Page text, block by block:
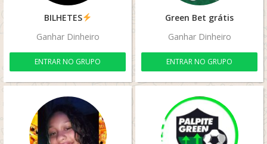
BILHETES
Ganhar Dinheiro
ENTRAR NO GRUPO
Green Bet grátis
Ganhar Dinheiro
ENTRAR NO GRUPO